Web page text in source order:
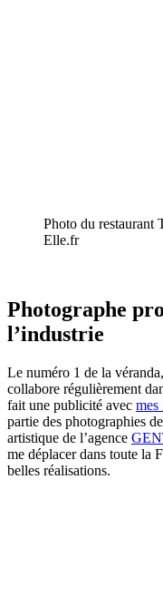
Photo du restaurant
Elle.fr
Photographe
l’industrie
Le numéro 1 de la
collabore régulièrement
fait une publicité avec mes
partie des photographies
artistique de l’agence
me déplacer dans toute la
belles réalisations.